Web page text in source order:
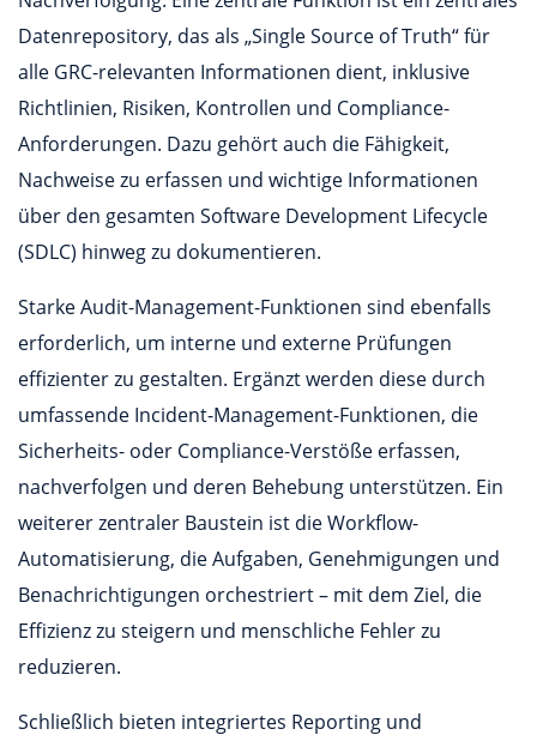
Datenrepository, das als „Single Source of Truth“ für
alle GRC-relevanten Informationen dient, inklusive
Richtlinien, Risiken, Kontrollen und Compliance-
Anforderungen. Dazu gehört auch die Fähigkeit,
Nachweise zu erfassen und wichtige Informationen
über den gesamten Software Development Lifecycle
(SDLC) hinweg zu dokumentieren.
Starke Audit-Management-Funktionen sind ebenfalls
erforderlich, um interne und externe Prüfungen
effizienter zu gestalten. Ergänzt werden diese durch
umfassende Incident-Management-Funktionen, die
Sicherheits- oder Compliance-Verstöße erfassen,
nachverfolgen und deren Behebung unterstützen. Ein
weiterer zentraler Baustein ist die Workflow-
Automatisierung, die Aufgaben, Genehmigungen und
Benachrichtigungen orchestriert – mit dem Ziel, die
Effizienz zu steigern und menschliche Fehler zu
reduzieren.
Schließlich bieten integriertes Reporting und